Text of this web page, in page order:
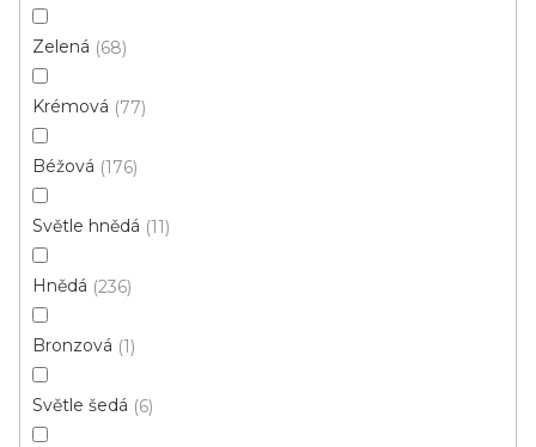
Zelená 68
Krémová 77
Béžová 176
Světle hnědá 11
Hnědá 236
Bronzová 1
Světle šedá 6
Metrážový koberec ADORATION 381
484 Kč / m2
4 m